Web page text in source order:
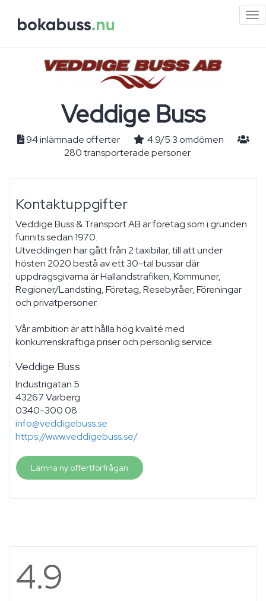
Veddige Buss
94 inlämnade offerter 4.9/53omdömen
280 transporterade personer
Kontaktuppgifter
Veddige Buss & Transport AB är företag som i grunden
funnits sedan 1970.
Utvecklingen har gått från 2 taxibilar, till att under
hösten 2020 bestå av ett 30-tal bussar där
uppdragsgivarna är Hallandstrafiken, Kommuner,
Regioner/Landsting, Företag, Resebyråer, Föreningar
och privatpersoner.
Vår ambition är att hålla hög kvalité med
konkurrenskraftiga priser och personlig service.
Veddige Buss
Industrigatan 5
43267 Varberg
0340-300 08
info@veddigebuss.se
https://www.veddigebuss.se/
Lämna ny offertförfrågan
4.9